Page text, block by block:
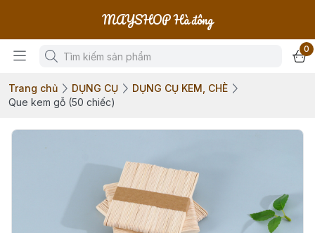
MAYSHOP Hà đông
0
Trang chủ DỤNG CỤ
DỤNG CỤ KEM, CHÈ
Que kem gỗ (50 chiếc)